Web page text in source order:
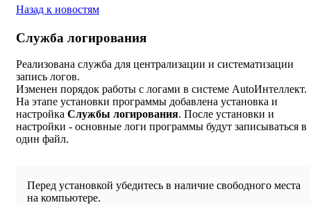
Назад к новостям
Служба логирования
Реализована служба для централизации и систематизации
запись логов.
Изменен порядок работы с логами в системе AutoИнтеллект.
На этапе установки программы добавлена установка и
настройка Службы логирования. После установки и
настройки - основные логи программы будут записываться в
один файл.
Перед установкой убедитесь в наличие свободного места
на компьютере.